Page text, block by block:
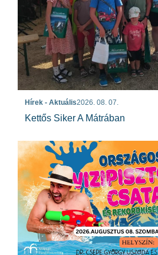
Hírek - Aktuális2026. 08. 07.
Kettős Siker A Mátrában